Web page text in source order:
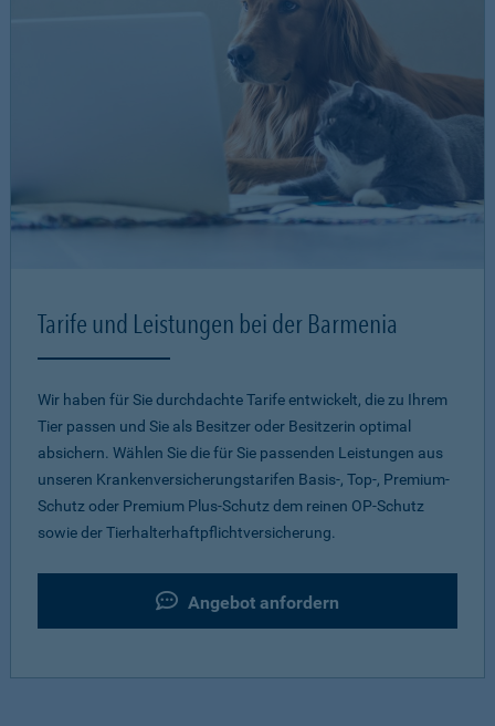
Tarife und Leistungen bei der Barmenia
Wir haben für Sie durchdachte Tarife entwickelt, die zu Ihrem
Tier passen und Sie als Besitzer oder Besitzerin optimal
absichern. Wählen Sie die für Sie passenden Leistungen aus
unseren Krankenversicherungstarifen Basis-, Top-, Premium-
Schutz oder Premium Plus-Schutz dem reinen OP-Schutz
sowie der Tierhalterhaftpflichtversicherung.
Angebot anfordern